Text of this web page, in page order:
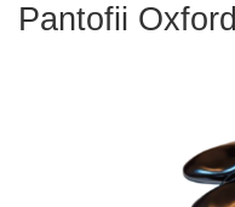
Pantofii Oxford